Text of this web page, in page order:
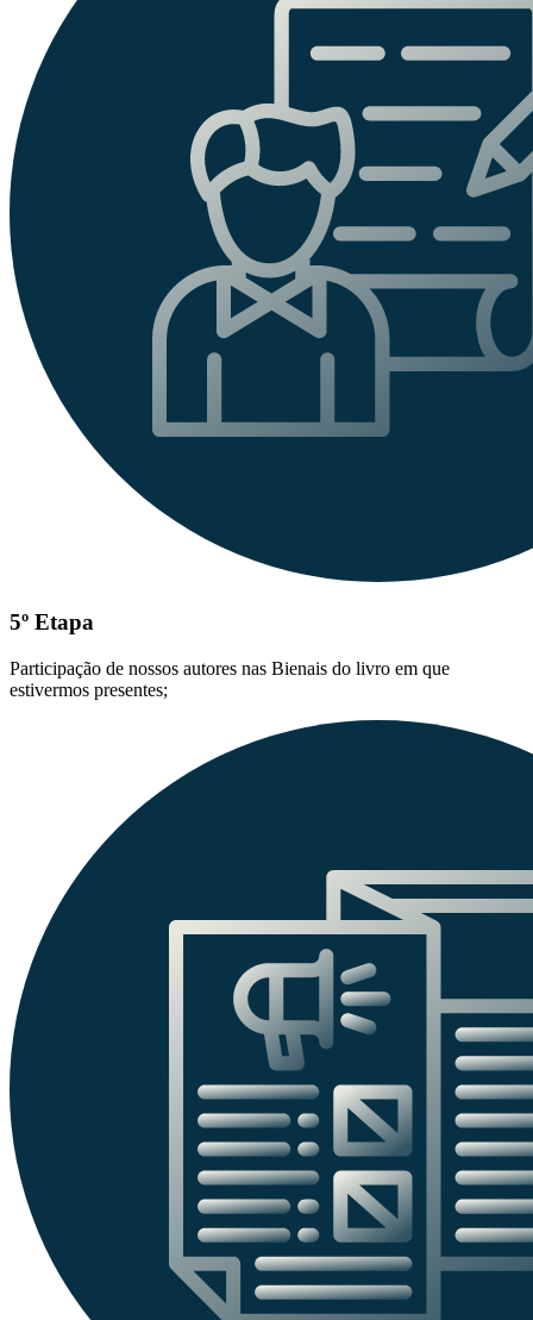
5º Etapa
Participação de nossos autores nas Bienais do livro em que
estivermos presentes;